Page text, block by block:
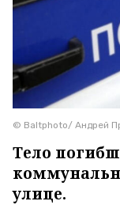
© Baltphoto/ Андрей
Тело
улице.